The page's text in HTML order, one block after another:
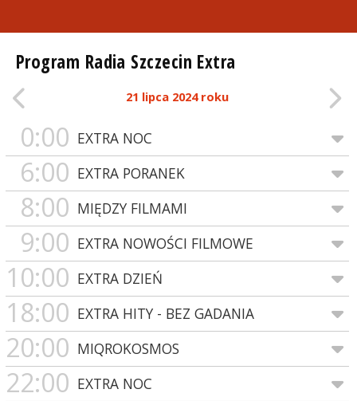
Program Radia Szczecin Extra
21 lipca 2024 roku
0:00 EXTRA NOC
6:00 EXTRA PORANEK
8:00 MIĘDZY FILMAMI
9:00 EXTRA NOWOŚCI FILMOWE
10:00 EXTRA DZIEŃ
18:00 EXTRA HITY - BEZ GADANIA
20:00 MIQROKOSMOS
22:00 EXTRA NOC